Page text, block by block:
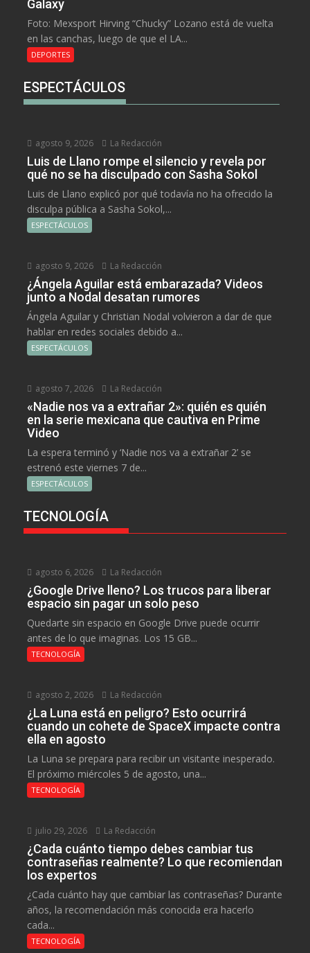
Galaxy
Foto: Mexsport Hirving “Chucky” Lozano está de vuelta
en las canchas, luego de que el LA...
DEPORTES
ESPECTÁCULOS
agosto 9, 2026 La Redacción
Luis de Llano rompe el silencio y revela por
qué no se ha disculpado con Sasha Sokol
Luis de Llano explicó por qué todavía no ha ofrecido la
disculpa pública a Sasha Sokol,...
ESPECTÁCULOS
agosto 9, 2026 La Redacción
¿Ángela Aguilar está embarazada? Videos
junto a Nodal desatan rumores
Ángela Aguilar y Christian Nodal volvieron a dar de que
hablar en redes sociales debido a...
ESPECTÁCULOS
agosto 7, 2026 La Redacción
«Nadie nos va a extrañar 2»: quién es quién
en la serie mexicana que cautiva en Prime
Video
La espera terminó y ‘Nadie nos va a extrañar 2’ se
estrenó este viernes 7 de...
ESPECTÁCULOS
TECNOLOGÍA
agosto 6, 2026 La Redacción
¿Google Drive lleno? Los trucos para liberar
espacio sin pagar un solo peso
Quedarte sin espacio en Google Drive puede ocurrir
antes de lo que imaginas. Los 15 GB...
TECNOLOGÍA
agosto 2, 2026 La Redacción
¿La Luna está en peligro? Esto ocurrirá
cuando un cohete de SpaceX impacte contra
ella en agosto
La Luna se prepara para recibir un visitante inesperado.
El próximo miércoles 5 de agosto, una...
TECNOLOGÍA
julio 29, 2026 La Redacción
¿Cada cuánto tiempo debes cambiar tus
contraseñas realmente? Lo que recomiendan
los expertos
¿Cada cuánto hay que cambiar las contraseñas? Durante
años, la recomendación más conocida era hacerlo
cada...
TECNOLOGÍA